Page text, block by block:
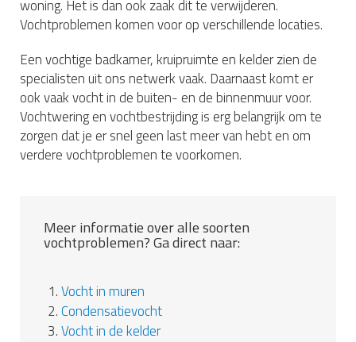
woning. Het is dan ook zaak dit te verwijderen.
Vochtproblemen komen voor op verschillende locaties.
Een vochtige badkamer, kruipruimte en kelder zien de
specialisten uit ons netwerk vaak. Daarnaast komt er
ook vaak vocht in de buiten- en de binnenmuur voor.
Vochtwering en vochtbestrijding is erg belangrijk om te
zorgen dat je er snel geen last meer van hebt en om
verdere vochtproblemen te voorkomen.
Meer informatie over alle soorten
vochtproblemen? Ga direct naar:
1.Vocht in muren
2.Condensatievocht
3.Vocht in de kelder